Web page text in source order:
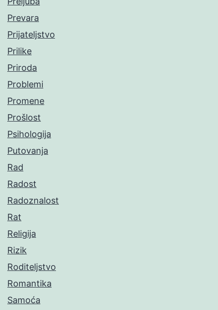
Prevara
Prijateljstvo
Prilike
Priroda
Problemi
Promene
Prošlost
Psihologija
Putovanja
Rad
Radost
Radoznalost
Rat
Religija
Rizik
Roditeljstvo
Romantika
Samoća